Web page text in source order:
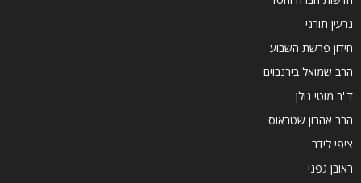
גרעין תורני
חידון פרשת השבוע
הרב שמואל בירנבוים
ד''ר מוטי גולן
הרב אהרון שטראוס
ציפי לידר
ראובן גפני